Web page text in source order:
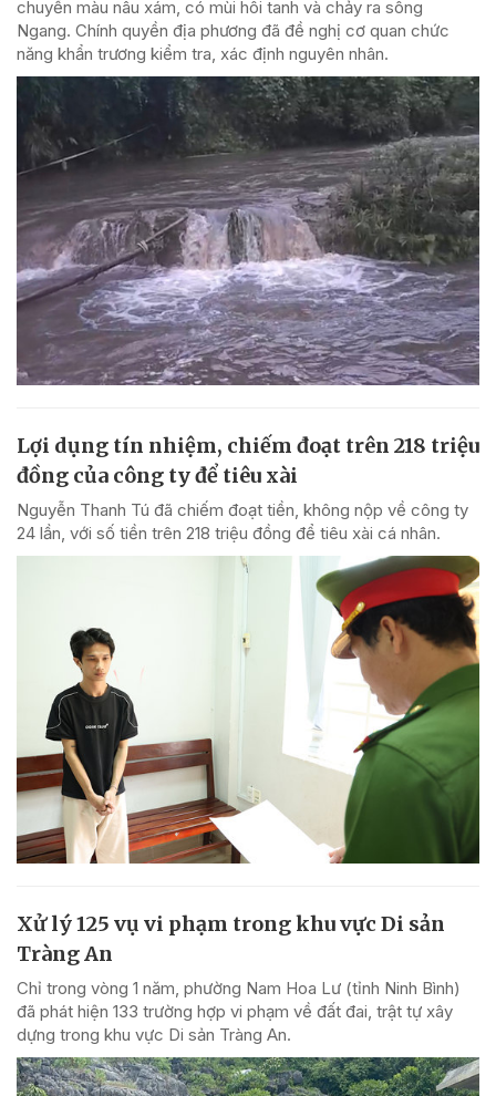
chuyển màu nâu xám, có mùi hôi tanh và chảy ra sông
Ngang. Chính quyền địa phương đã đề nghị cơ quan chức
năng khẩn trương kiểm tra, xác định nguyên nhân.
Lợi dụng tín nhiệm, chiếm đoạt trên 218 triệu
đồng của công ty để tiêu xài
Nguyễn Thanh Tú đã chiếm đoạt tiền, không nộp về công ty
24 lần, với số tiền trên 218 triệu đồng để tiêu xài cá nhân.
Xử lý 125 vụ vi phạm trong khu vực Di sản
Tràng An
Chỉ trong vòng 1 năm, phường Nam Hoa Lư (tỉnh Ninh Bình)
đã phát hiện 133 trường hợp vi phạm về đất đai, trật tự xây
dựng trong khu vực Di sản Tràng An.